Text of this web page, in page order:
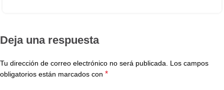
Deja una respuesta
Tu dirección de correo electrónico no será publicada.
Los campos
obligatorios están marcados con *